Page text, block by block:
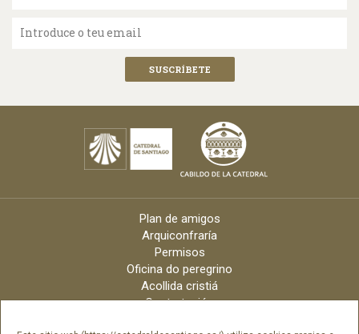
Introduce o teu email
Plan de amigos
Arquiconfraría
Permisos
Oficina do peregrino
Acollida cristiá
Contratación